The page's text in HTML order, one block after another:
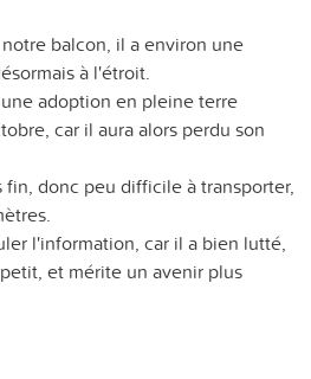
balcon, il a environ une
à l'étroit.
adoption en pleine terre
car il aura alors perdu son
donc peu difficile à transporter,
l'information, car il a bien lutté,
et mérite un avenir plus